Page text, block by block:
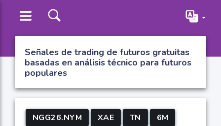
Señales de trading de futuros gratuitas
basadas en análisis técnico para futuros
populares
NGG26.NYM XAE TN
6M